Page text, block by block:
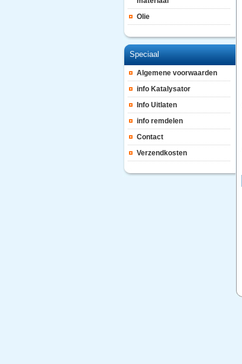
Olie
Speciaal
Algemene voorwaarden
info Katalysator
Info Uitlaten
info remdelen
Contact
Verzendkosten